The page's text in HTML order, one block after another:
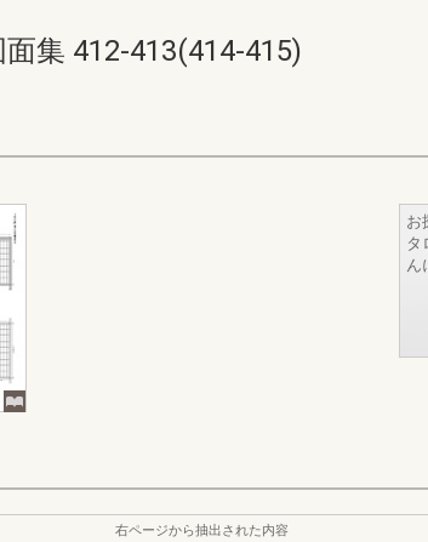
集 412-413(414-415)
お
タ
ん
右ページから抽出された内容